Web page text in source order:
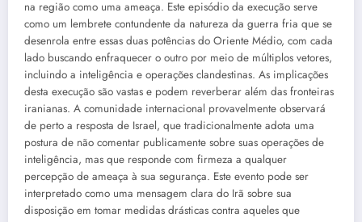
na região como uma ameaça. Este episódio da execução serve
como um lembrete contundente da natureza da guerra fria que se
desenrola entre essas duas potências do Oriente Médio, com cada
lado buscando enfraquecer o outro por meio de múltiplos vetores,
incluindo a inteligência e operações clandestinas. As implicações
desta execução são vastas e podem reverberar além das fronteiras
iranianas. A comunidade internacional provavelmente observará
de perto a resposta de Israel, que tradicionalmente adota uma
postura de não comentar publicamente sobre suas operações de
inteligência, mas que responde com firmeza a qualquer
percepção de ameaça à sua segurança. Este evento pode ser
interpretado como uma mensagem clara do Irã sobre sua
disposição em tomar medidas drásticas contra aqueles que